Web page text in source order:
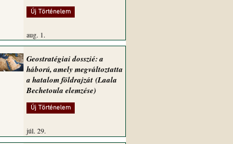
Új Történelem
aug. 1.
Geostratégiai dosszié: a
háború, amely megváltoztatta
a hatalom földrajzát (Laala
Bechetoula elemzése)
Új Történelem
júl. 29.